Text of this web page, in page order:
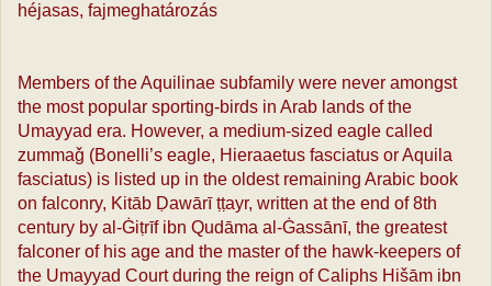
héjasas, fajmeghatározás
Members of the Aquilinae subfamily were never amongst
the most popular sporting-birds in Arab lands of the
Umayyad era. However, a medium-sized eagle called
zummaǧ (Bonelli’s eagle, Hieraaetus fasciatus or Aquila
fasciatus) is listed up in the oldest remaining Arabic book
on falconry, Kitāb Ḍawārī ṭ­ṭayr, written at the end of 8th
century by al-Ġiṭrīf ibn Qudāma al-Ġassānī, the greatest
falconer of his age and the master of the hawk-keepers of
the Umayyad Court during the reign of Caliphs Hišām ibn